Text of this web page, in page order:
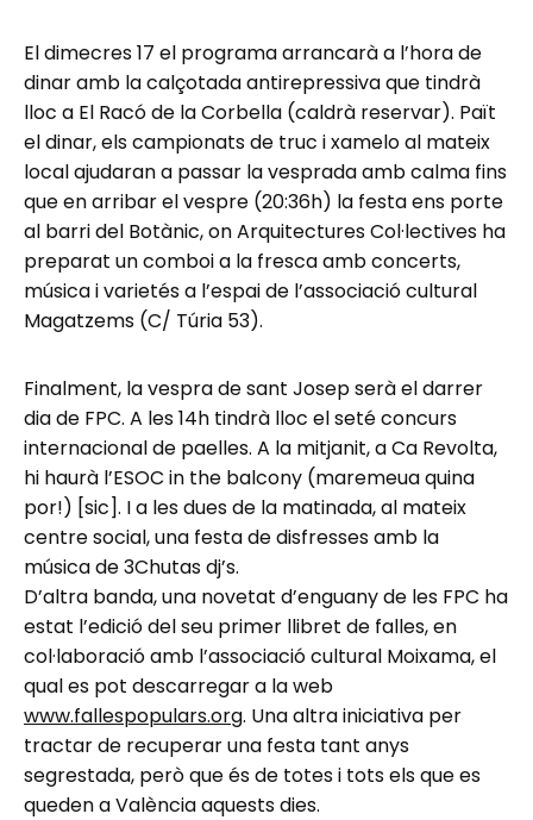
El dimecres 17 el programa arrancarà a l’hora de
dinar amb la calçotada antirepressiva que tindrà
lloc a El Racó de la Corbella (caldrà reservar). Paït
el dinar, els campionats de truc i xamelo al mateix
local ajudaran a passar la vesprada amb calma fins
que en arribar el vespre (20:36h) la festa ens porte
al barri del Botànic, on Arquitectures Col·lectives ha
preparat un comboi a la fresca amb concerts,
música i varietés a l’espai de l’associació cultural
Magatzems (C/ Túria 53).
Finalment, la vespra de sant Josep serà el darrer
dia de FPC. A les 14h tindrà lloc el seté concurs
internacional de paelles. A la mitjanit, a Ca Revolta,
hi haurà l’ESOC in the balcony (maremeua quina
por!) [sic]. I a les dues de la matinada, al mateix
centre social, una festa de disfresses amb la
música de 3Chutas dj’s.
D’altra banda, una novetat d’enguany de les FPC ha
estat l’edició del seu primer llibret de falles, en
col·laboració amb l’associació cultural Moixama, el
qual es pot descarregar a la web
www.fallespopulars.org. Una altra iniciativa per
tractar de recuperar una festa tant anys
segrestada, però que és de totes i tots els que es
queden a València aquests dies.